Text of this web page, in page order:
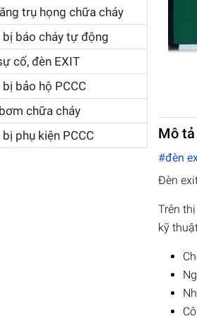
trụ họng chữa cháy
bị báo cháy tự động
cố, đèn EXIT
bảo hộ PCCC
chữa cháy
phụ kiện PCCC
Mô
#đèn
Đèn
Trên
kỹ